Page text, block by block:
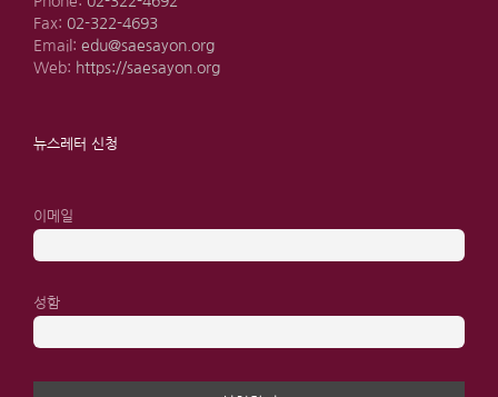
Fax: 02-322-4693
Email: edu@saesayon.org
Web: https://saesayon.org
뉴스레터 신청
이메일
성함